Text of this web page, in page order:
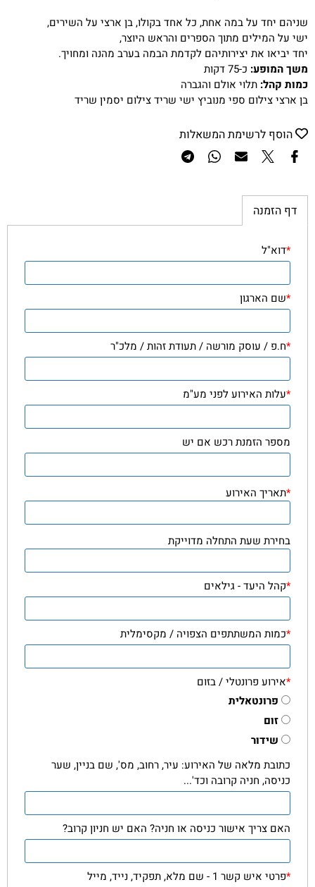
שניהם יחד על במה אחת, כל אחד בקולו, בן ארצי על השירים,
ישי על המילים מתוך הספרים והראש היוצר,
יחד יביאו את יצירותיהם לקדמת הבמה בערב מהנה ומחויך.
משך המופע: כ-75 דקות
כמות קהל: תלוי אולם והגברה
בן ארצי צילום ספי מנוביץ ישי שריד צילום יסמין שריד
הוסף לרשימת המשאלות
דף הזמנה
*דוא"ל
*שם הארגון
*ח.פ / עוסק מורשה / תעודת זהות / מלכ"ר
*עלות האירוע לפני מע"מ
מספר הזמנת רכש אם יש
*תאריך האירוע
בחירת שעת התחלה מדוייקת
*קהל היעד - גילאים
*כמות המשתתפים הצפויה / מקסימלית
*אירוע פרונטלי / בזום
פרונטאלית
זום
שידור
כתובת מלאה של האירוע: עיר, רחוב, מס', שם בניין, שער
כניסה, חניה קרובה וכד'...
האם צריך אישור כניסה או חניה? האם יש חניון קרוב?
*פרטי איש קשר 1 - שם מלא, תפקיד, נייד, מייל